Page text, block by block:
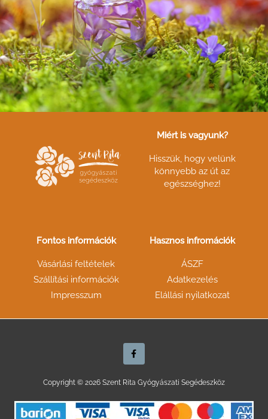
Miért is vagyunk?
Hisszük, hogy velünk
könnyebb az út az
egészséghez!
Fontos információk
Vásárlási feltételek
Szállítási információk
Impresszum
Hasznos infromációk
ÁSZF
Adatkezelés
Elállási nyilatkozat
a
c
e
o
k
-
f
Copyright © 2026 Szent Rita Gyógyászati Segédeszköz